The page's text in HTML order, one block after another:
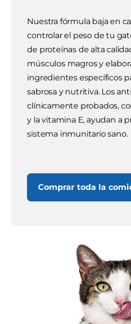
Nuestra fórmula baja en
controlar el peso de tu
de proteínas de alta
músculos magros y
ingredientes específicos
sabrosa y nutritiva. Los
clínicamente probados,
y la vitamina E, ayudan a
sistema inmunitario sano.
Comprar toda la